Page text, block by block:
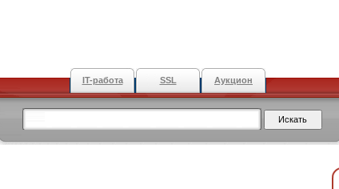
IT-работа SSL Аукцион